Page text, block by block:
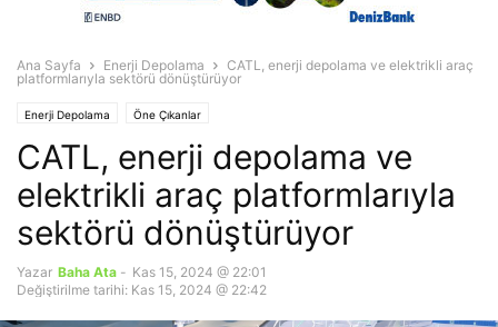
Ana Sayfa Enerji Depolama
CATL, enerji depolama ve elektrikli araç
platformlarıyla sektörü dönüştürüyor
Enerji Depolama Öne Çıkanlar
CATL, enerji depolama ve
elektrikli araç platformlarıyla
sektörü dönüştürüyor
Yazar Baha Ata - Kas 15, 2024 @ 22:01
Değiştirilme tarihi: Kas 15, 2024 @ 22:42